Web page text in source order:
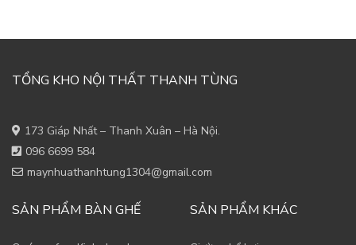
TỔNG KHO NỘI THẤT THANH TÙNG
173 Giáp Nhất – Thanh Xuân – Hà Nội.
096 6699 584
maynhuathanhtung1304@gmail.com
SẢN PHẨM BÀN GHẾ SẢN PHẨM KHÁC